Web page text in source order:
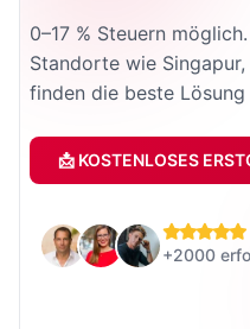
0–17 % Steuern
Standorte wie
finden die beste
📩 KOSTENLOSES
+2000